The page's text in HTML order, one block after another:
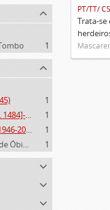
1
1
Miranda Henriques. Família ([c. 1484]-[c.1745])
1
Vasconcelos e Sousa. Família (1946-2006)
1
Mascarenhas. Família, condes de Óbidos, Palma e Sabugal (1669-1910)
1
PT/TT/
Trata-